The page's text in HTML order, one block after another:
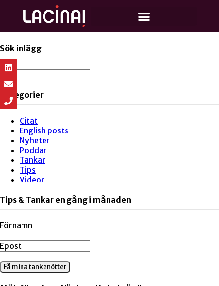
Sök inlägg
Kategorier
Citat
English posts
Nyheter
Poddar
Tankar
Tips
Videor
Tips & Tankar en gång i månaden
Förnamn
Epost
Få mina tankenötter